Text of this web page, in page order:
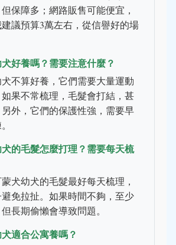
保障多；網路販售可能便宜，
議預算3萬左右，從信譽好的場
好養嗎？需要注意什麼？
不算好養，它們需要大量運動
果不常梳理，毛髮會打結，甚
外，它們的保護性強，需要早
的毛髮怎麼打理？需要每天梳
犬幼犬的毛髮最好每天梳理，
免拉扯。如果時間不夠，至少
長期偷懶會導致問題。
適合公寓養嗎？